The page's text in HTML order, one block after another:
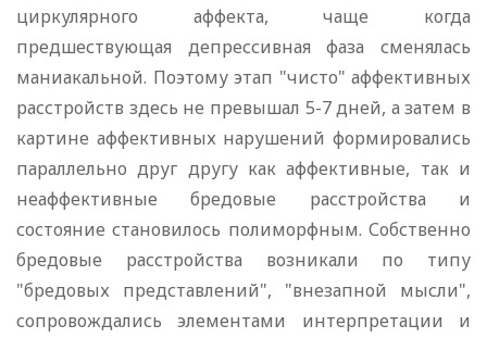
циркулярного аффекта, чаще когда
предшествующая депрессивная фаза сменялась
маниакальной. Поэтому этап "чисто" аффективных
расстройств здесь не превышал 5-7 дней, а затем в
картине аффективных нарушений формировались
параллельно друг другу как аффективные, так и
неаффективные бредовые расстройства и
состояние становилось полиморфным. Собственно
бредовые расстройства возникали по типу
"бредовых представлений", "внезапной мысли",
сопровождались элементами интерпретации и